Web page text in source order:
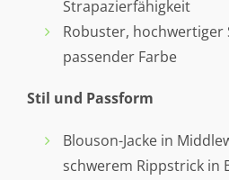
Strapazierfähigkeit
Robuster, hochwertiger
passender Farbe
Stil und Passform
Blouson-Jacke in
schwerem Rippstrick in